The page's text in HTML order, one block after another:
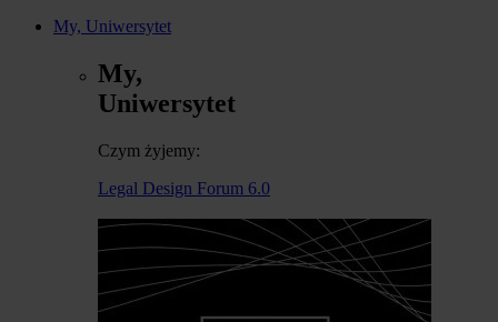
My, Uniwersytet
My,
Uniwersytet
Czym żyjemy:
Legal Design Forum 6.0